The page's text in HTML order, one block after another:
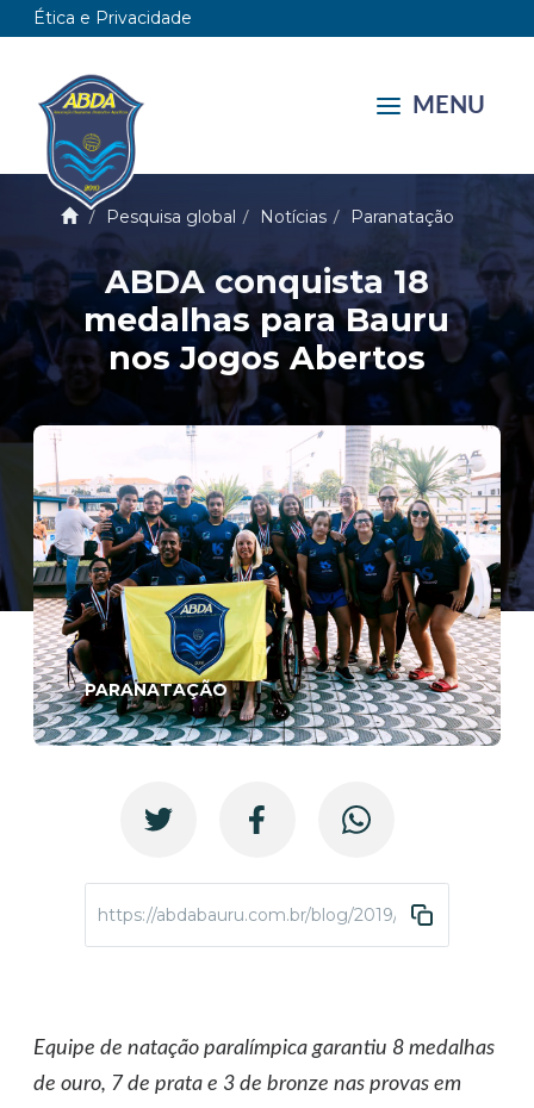
Ética e Privacidade
MENU
Pesquisa global Notícias Paranatação
ABDA conquista 18
medalhas para Bauru
nos Jogos Abertos
PARANATAÇÃO
https://abdabauru.com.br/blog/2019/11/20/abda-
Equipe de natação paralímpica garantiu 8 medalhas
de ouro, 7 de prata e 3 de bronze nas provas em